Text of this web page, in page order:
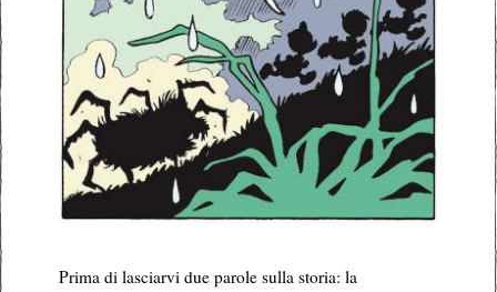
Prima di lasciarvi due parole sulla storia: la